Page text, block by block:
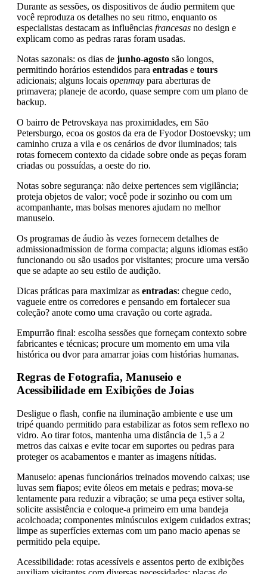
Durante as sessões, os dispositivos de áudio permitem que
você reproduza os detalhes no seu ritmo, enquanto os
especialistas destacam as influências francesas no design e
explicam como as pedras raras foram usadas.
Notas sazonais: os dias de junho-agosto são longos,
permitindo horários estendidos para entradas e tours
adicionais; alguns locais openmay para aberturas de
primavera; planeje de acordo, quase sempre com um plano de
backup.
O bairro de Petrovskaya nas proximidades, em São
Petersburgo, ecoa os gostos da era de Fyodor Dostoevsky; um
caminho cruza a vila e os cenários de dvor iluminados; tais
rotas fornecem contexto da cidade sobre onde as peças foram
criadas ou possuídas, a oeste do rio.
Notas sobre segurança: não deixe pertences sem vigilância;
proteja objetos de valor; você pode ir sozinho ou com um
acompanhante, mas bolsas menores ajudam no melhor
manuseio.
Os programas de áudio às vezes fornecem detalhes de
admissionadmission de forma compacta; alguns idiomas estão
funcionando ou são usados por visitantes; procure uma versão
que se adapte ao seu estilo de audição.
Dicas práticas para maximizar as entradas: chegue cedo,
vagueie entre os corredores e pensando em fortalecer sua
coleção? anote como uma cravação ou corte agrada.
Empurrão final: escolha sessões que forneçam contexto sobre
fabricantes e técnicas; procure um momento em uma vila
histórica ou dvor para amarrar joias com histórias humanas.
Regras de Fotografia, Manuseio e
Acessibilidade em Exibições de Joias
Desligue o flash, confie na iluminação ambiente e use um
tripé quando permitido para estabilizar as fotos sem reflexo no
vidro. Ao tirar fotos, mantenha uma distância de 1,5 a 2
metros das caixas e evite tocar em suportes ou pedras para
proteger os acabamentos e manter as imagens nítidas.
Manuseio: apenas funcionários treinados movendo caixas; use
luvas sem fiapos; evite óleos em metais e pedras; mova-se
lentamente para reduzir a vibração; se uma peça estiver solta,
solicite assistência e coloque-a primeiro em uma bandeja
acolchoada; componentes minúsculos exigem cuidados extras;
limpe as superfícies externas com um pano macio apenas se
permitido pela equipe.
Acessibilidade: rotas acessíveis e assentos perto de exibições